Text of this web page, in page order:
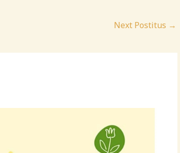
Next Postitus →